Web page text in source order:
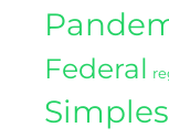
Federal